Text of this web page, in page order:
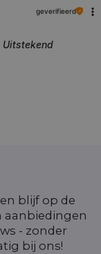
geverifieerd
Uitstekend
blijf op de
aanbiedingen
- zonder
bij ons!